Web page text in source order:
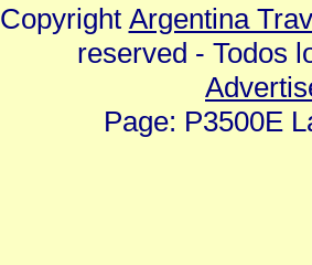
Copyright Argentina
reserved - Todos
Page: P3500E